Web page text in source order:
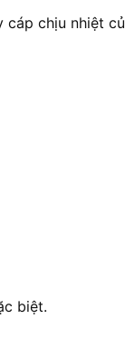
cáp chịu nhiệt
biệt.